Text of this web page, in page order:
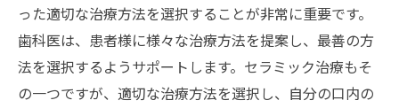
った適切な治療方法を選択することが非常に重要です。
歯科医は、患者様に様々な治療方法を提案し、最善の方
法を選択するようサポートします。セラミック治療もそ
の一つですが、適切な治療方法を選択し、自分の口内の